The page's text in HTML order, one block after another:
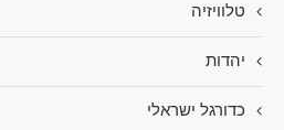
טלוויזיה
יהדות
כדורגל ישראלי